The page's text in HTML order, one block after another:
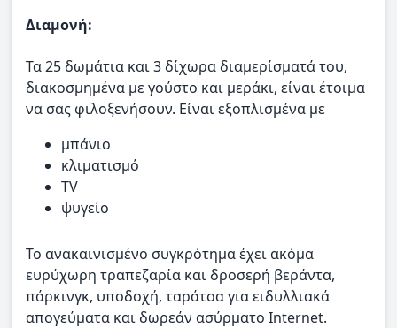
Διαμονή:
Τα 25 δωμάτια και 3 δίχωρα διαμερίσματά του,
διακοσμημένα με γούστο και μεράκι, είναι έτοιμα
να σας φιλοξενήσουν. Είναι εξοπλισμένα με
μπάνιο
κλιματισμό
TV
ψυγείο
Το ανακαινισμένο συγκρότημα έχει ακόμα
ευρύχωρη τραπεζαρία και δροσερή βεράντα,
πάρκινγκ, υποδοχή, ταράτσα για ειδυλλιακά
απογεύματα και δωρεάν ασύρματο Internet.